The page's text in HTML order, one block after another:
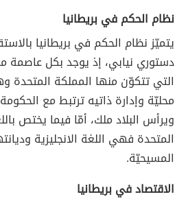
نظام الحكم في بريطانيا
يتميّز نظام الحكم في بريطانيا
دستوري نيابي، إذ يوجد بكل عاصمة
التي تتكوّن منها المملكة
محليّة وإدارة ذاتيه ترتبط مع
ويرأس البلاد ملك، أمّا فيما يختص
المتحدة فهي اللغة الانجليزية
المسيحيّة.
الاقتصاد في بريطانيا